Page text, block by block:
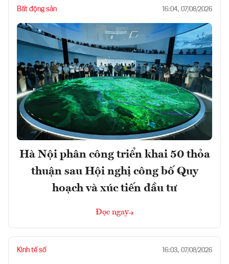
Bất động sản 16:04, 07/08/2026
Hà Nội phân công triển khai 50 thỏa
thuận sau Hội nghị công bố Quy
hoạch và xúc tiến đầu tư
Đọc ngay
Kinh tế số 16:03, 07/08/2026